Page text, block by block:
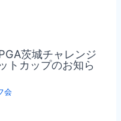
茨城チャレンジ
トカップのお知ら
会